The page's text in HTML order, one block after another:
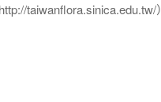
taiwanflora.sinica.edu.tw/）